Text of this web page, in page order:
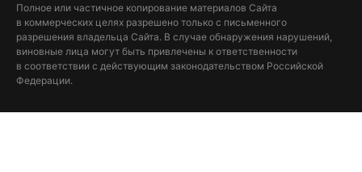
Полное или частичное копирование материалов Сайта
в коммерческих целях разрешено только с письменного
разрешения владельца Сайта. В случае обнаружения нарушений,
виновные лица могут быть привлечены к ответственности
в соответствии с действующим законодательством Российской
Федерации.